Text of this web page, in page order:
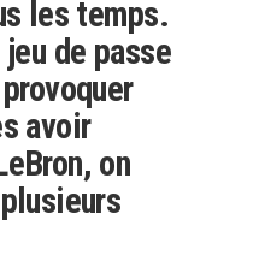
les temps.
de passe
avoir
on